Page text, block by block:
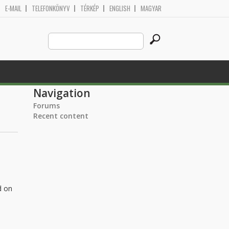
E-MAIL TELEFONKÖNYV TÉRKÉP ENGLISH MAGYAR
Search
this
site
on
Navigation
Forums
Recent content